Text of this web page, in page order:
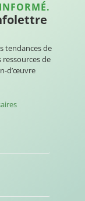
tendances de
ressources de
d’œuvre